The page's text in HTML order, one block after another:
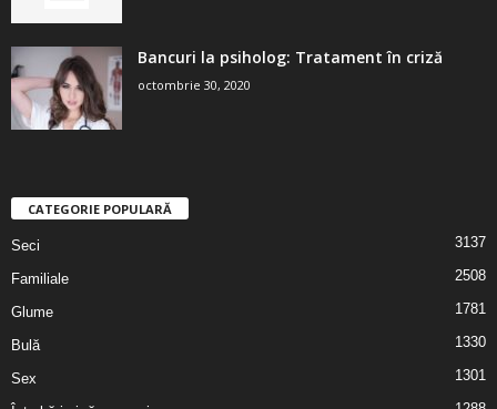
Bancuri la psiholog: Tratament în criză
octombrie 30, 2020
CATEGORIE POPULARĂ
Seci 3137
Familiale 2508
Glume 1781
Bulă 1330
Sex 1301